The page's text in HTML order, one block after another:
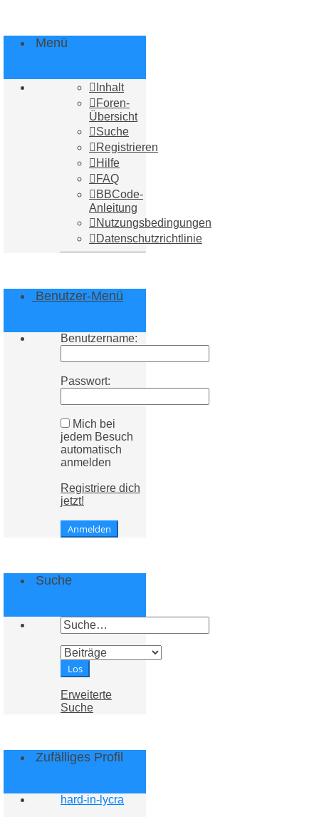
Menü
Inhalt
Foren-
Übersicht
Suche
Registrieren
Hilfe
FAQ
BBCode-
Anleitung
Nutzungsbedingungen
Datenschutzrichtlinie
Benutzer-Menü
Benutzername:
Passwort:
Mich bei
jedem Besuch
automatisch
anmelden
Registriere dich
jetzt!
Suche
Erweiterte
Suche
Zufälliges Profil
hard-in-lycra